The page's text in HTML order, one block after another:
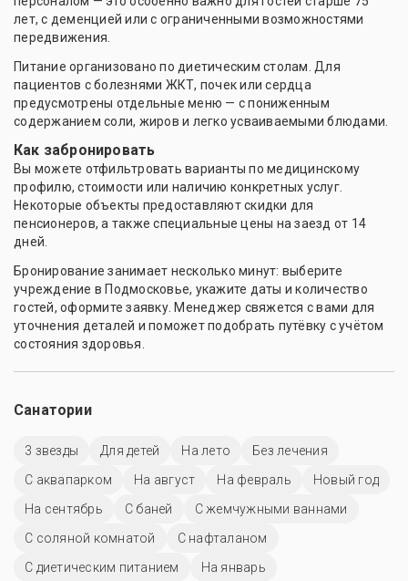
лет, с деменцией или с ограниченными возможностями
передвижения.
Питание организовано по диетическим столам. Для
пациентов с болезнями ЖКТ, почек или сердца
предусмотрены отдельные меню — с пониженным
содержанием соли, жиров и легко усваиваемыми блюдами.
Как забронировать
Вы можете отфильтровать варианты по медицинскому
профилю, стоимости или наличию конкретных услуг.
Некоторые объекты предоставляют скидки для
пенсионеров, а также специальные цены на заезд от 14
дней.
Бронирование занимает несколько минут: выберите
учреждение в Подмосковье, укажите даты и количество
гостей, оформите заявку. Менеджер свяжется с вами для
уточнения деталей и поможет подобрать путёвку с учётом
состояния здоровья.
Санатории
3 звезды Для детей На лето
Без лечения
С аквапарком
На август На февраль
Новый год
На сентябрь
С баней
С жемчужными ваннами
С соляной комнатой
С нафталаном
С диетическим питанием
На январь